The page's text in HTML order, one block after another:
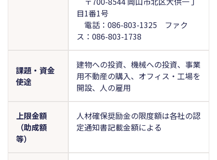
目1番1号
電話：086-803-1325 ファク
ス：086-803-1738
課題・資金
使途
建物への投資、機械への投資、事業
用不動産の購入、オフィス・工場を
開設、人の雇用
上限金額
（助成額
等）
人材確保奨励金の限度額は各社の認
定通知書記載金額による